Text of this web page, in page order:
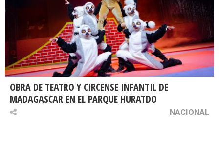
OBRA DE TEATRO Y CIRCENSE INFANTIL DE
MADAGASCAR EN EL PARQUE HURATDO
NACIONAL